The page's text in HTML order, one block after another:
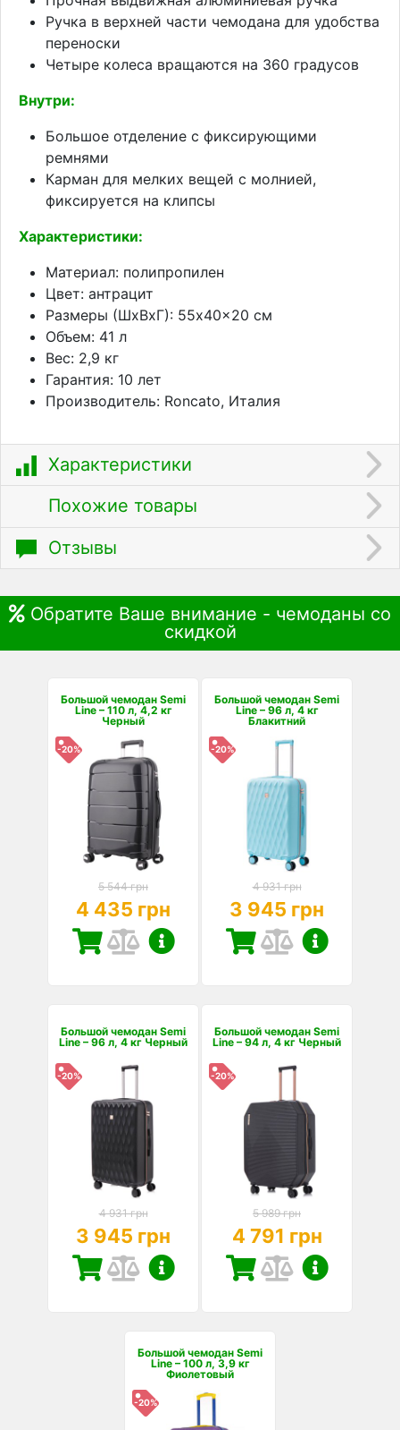
Ручка в верхней части чемодана для удобства
переноски
Четыре колеса вращаются на 360 градусов
Внутри:
Большое отделение с фиксирующими
ремнями
Карман для мелких вещей с молнией,
фиксируется на клипсы
Характеристики:
Материал: полипропилен
Цвет: антрацит
Размеры (ШхВхГ): 55x40x20 см
Объем: 41 л
Вес: 2,9 кг
Гарантия: 10 лет
Производитель: Roncato, Италия
Характеристики
Похожие товары
Отзывы
Обратите Ваше внимание - чемоданы со
скидкой
Большой чемодан Semi
Line – 110 л, 4,2 кг
Черный
-20%
5 544 грн
4 435 грн
Большой чемодан Semi
Line – 96 л, 4 кг
Блакитний
-20%
4 931 грн
3 945 грн
Большой чемодан Semi
Line – 96 л, 4 кг Черный
-20%
4 931 грн
3 945 грн
Большой чемодан Semi
Line – 94 л, 4 кг Черный
-20%
5 989 грн
4 791 грн
Большой чемодан Semi
Line – 100 л, 3,9 кг
Фиолетовый
-20%